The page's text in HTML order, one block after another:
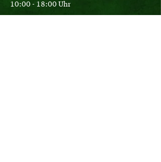
10:00 - 18:00 Uhr